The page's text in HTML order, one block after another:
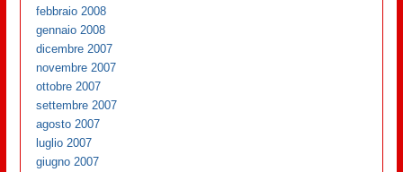
febbraio 2008
gennaio 2008
dicembre 2007
novembre 2007
ottobre 2007
settembre 2007
agosto 2007
luglio 2007
giugno 2007